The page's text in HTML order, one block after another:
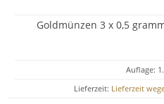
Goldmünzen 3 x 0,5
Auflage:
Lieferzeit: Lieferzeit